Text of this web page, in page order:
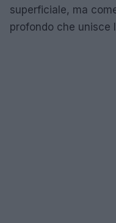
superficiale, ma
profondo che unisce